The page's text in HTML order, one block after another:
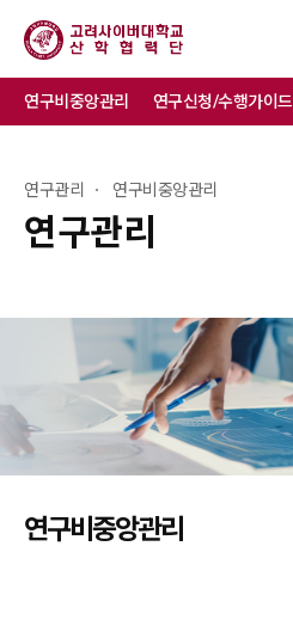
연구관리
연구관리 연구비중앙관리
연구비중앙관리 연구신청/수행가이드
연구비중앙관리